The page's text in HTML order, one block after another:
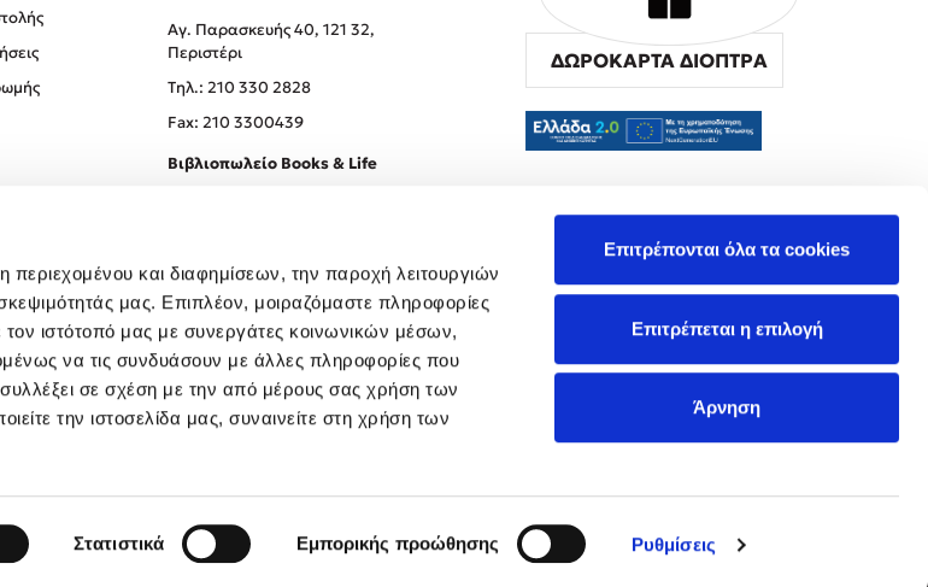
περιεχομένου και διαφημίσεων, την παροχή λειτουργιών
μας. Επιπλέον, μοιραζόμαστε πληροφορίες
ιστότοπό μας με συνεργάτες κοινωνικών μέσων,
να τις συνδυάσουν με άλλες πληροφορίες που
σε σχέση με την από μέρους σας χρήση των
την ιστοσελίδα μας, συναινείτε στη χρήση των
Στατιστικά Εμπορικής προώθησης Ρυθμίσεις
Επιτρέπονται όλα τα cookies
Επιτρέπεται η επιλογή
Άρνηση
Αγ. Παρασκευής 40, 121 32,
Περιστέρι
Tηλ.: 210 330 2828
Fax: 210 3300439
Βιβλιοπωλείο Books & Life
ΔΩΡΟΚΑΡΤΑ ΔΙΟΠΤΡΑ
Created by Powered by